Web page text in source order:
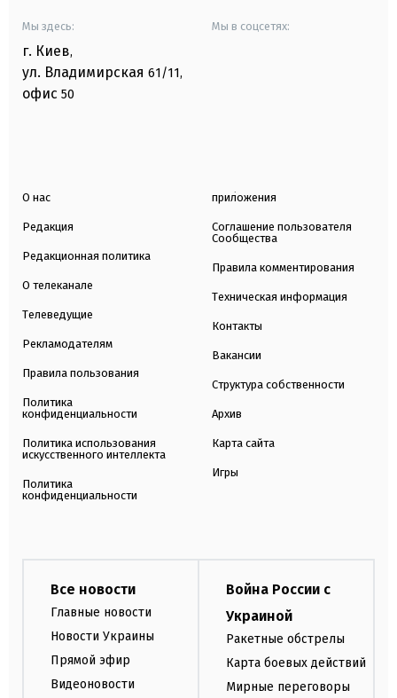
Мы здесь:
г. Киев,
ул. Владимирская 61/11,
офис 50
Мы в соцсетях:
О нас
Редакция
Редакционная политика
О телеканале
Телеведущие
Рекламодателям
Правила пользования
Политика
конфиденциальности
Политика использования
искусственного интеллекта
Политика
конфиденциальности
приложения
Соглашение пользователя
Сообщества
Правила комментирования
Техническая информация
Контакты
Вакансии
Структура собственности
Архив
Карта сайта
Игры
Все новости
Главные новости
Новости Украины
Прямой эфир
Видеоновости
Война России с
Украиной
Ракетные обстрелы
Карта боевых действий
Мирные переговоры